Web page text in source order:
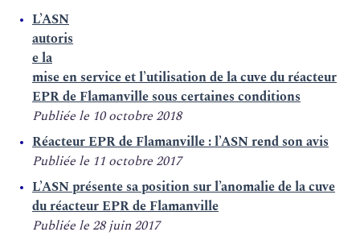
L’ASN
autoris
e la
mise en service et l’utilisation de la cuve du réacteur
EPR de Flamanville sous certaines conditions
Publiée le 10 octobre 2018
Réacteur EPR de Flamanville : l’ASN rend son avis
Publiée le 11 octobre 2017
L’ASN présente sa position sur l’anomalie de la cuve
du réacteur EPR de Flamanville
Publiée le 28 juin 2017